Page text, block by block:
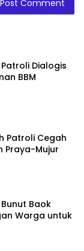
Dialogis
BBM
Patroli Cegah
Praya-Mujur
Baok
Warga untuk